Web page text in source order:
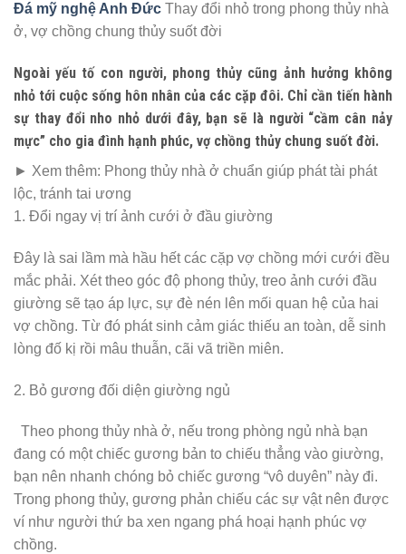
Đá mỹ nghệ Anh Đức Thay đổi nhỏ trong phong thủy nhà
ở, vợ chồng chung thủy suốt đời
Ngoài yếu tố con người, phong thủy cũng ảnh hưởng không
nhỏ tới cuộc sống hôn nhân của các cặp đôi. Chỉ cần tiến hành
sự thay đổi nho nhỏ dưới đây, bạn sẽ là người “cầm cân nảy
mực” cho gia đình hạnh phúc, vợ chồng thủy chung suốt đời.
► Xem thêm: Phong thủy nhà ở chuẩn giúp phát tài phát
lộc, tránh tai ương
1. Đổi ngay vị trí ảnh cưới ở đầu giường
Đây là sai lầm mà hầu hết các cặp vợ chồng mới cưới đều
mắc phải. Xét theo góc độ phong thủy, treo ảnh cưới đầu
giường sẽ tạo áp lực, sự đè nén lên mối quan hệ của hai
vợ chồng. Từ đó phát sinh cảm giác thiếu an toàn, dễ sinh
lòng đố kị rồi mâu thuẫn, cãi vã triền miên.
2. Bỏ gương đối diện giường ngủ
Theo phong thủy nhà ở, nếu trong phòng ngủ nhà bạn
đang có một chiếc gương bản to chiếu thẳng vào giường,
bạn nên nhanh chóng bỏ chiếc gương “vô duyên” này đi.
Trong phong thủy, gương phản chiếu các sự vật nên được
ví như người thứ ba xen ngang phá hoại hạnh phúc vợ
chồng.